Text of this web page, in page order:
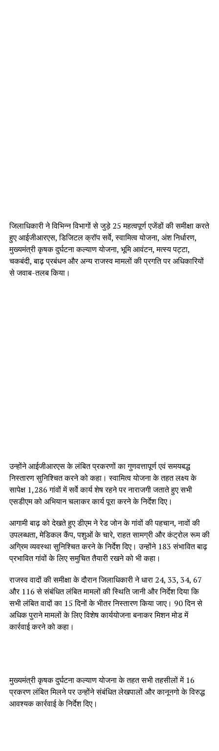
जिलाधिकारी ने विभिन्न विभागों से जुड़े 25 महत्वपूर्ण एजेंडों की समीक्षा करते
हुए आईजीआरएस, डिजिटल क्रॉप सर्वे, स्वामित्व योजना, अंश निर्धारण,
मुख्यमंत्री कृषक दुर्घटना कल्याण योजना, भूमि आवंटन, मत्स्य पट्टा,
चकबंदी, बाढ़ प्रबंधन और अन्य राजस्व मामलों की प्रगति पर अधिकारियों
से जवाब-तलब किया।
उन्होंने आईजीआरएस के लंबित प्रकरणों का गुणवत्तापूर्ण एवं समयबद्ध
निस्तारण सुनिश्चित करने को कहा। स्वामित्व योजना के तहत लक्ष्य के
सापेक्ष 1,286 गांवों में सर्वे कार्य शेष रहने पर नाराजगी जताते हुए सभी
एसडीएम को अभियान चलाकर कार्य पूरा करने के निर्देश दिए।
आगामी बाढ़ को देखते हुए डीएम ने रेड जोन के गांवों की पहचान, नावों की
उपलब्धता, मेडिकल कैंप, पशुओं के चारे, राहत सामग्री और कंट्रोल रूम की
अग्रिम व्यवस्था सुनिश्चित करने के निर्देश दिए। उन्होंने 183 संभावित बाढ़
प्रभावित गांवों के लिए समुचित तैयारी रखने को भी कहा।
राजस्व वादों की समीक्षा के दौरान जिलाधिकारी ने धारा 24, 33, 34, 67
और 116 से संबंधित लंबित मामलों की स्थिति जानी और निर्देश दिया कि
सभी लंबित वादों का 15 दिनों के भीतर निस्तारण किया जाए। 90 दिन से
अधिक पुराने मामलों के लिए विशेष कार्ययोजना बनाकर मिशन मोड में
कार्रवाई करने को कहा।
मुख्यमंत्री कृषक दुर्घटना कल्याण योजना के तहत सभी तहसीलों में 16
प्रकरण लंबित मिलने पर उन्होंने संबंधित लेखपालों और कानूनगो के विरुद्ध
आवश्यक कार्रवाई के निर्देश दिए।